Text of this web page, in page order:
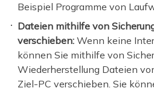
Beispiel Programme von
Dateien mithilfe von
verschieben: Wenn keine
können Sie mithilfe von
Wiederherstellung Dateien
Ziel-PC verschieben. Sie